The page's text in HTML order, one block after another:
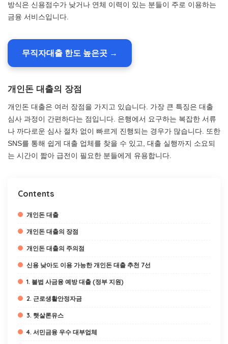
방식은 신용점수가 낮거나 연체 이력이 있는 분들이 주로 이용하는
금융 서비스입니다.
무직자대출 한도 높은곳 →
개인돈 대출의 장점
개인돈 대출은 여러 장점을 가지고 있습니다. 가장 큰 특징은 대출
심사 과정이 간편하다는 점입니다. 은행에서 요구하는 복잡한 서류
나 까다로운 심사 절차 없이 빠르게 진행되는 경우가 많습니다. 또한
SNS를 통해 쉽게 대출 업체를 찾을 수 있고, 대출 실행까지 소요되
는 시간이 짧아 급전이 필요한 분들에게 유용합니다.
Contents
개인돈 대출
개인돈 대출의 장점
개인돈 대출의 주의점
신용 낮아도 이용 가능한 개인돈 대출 추천 7선
1. 불법 사금융 예방 대출 (정부 지원)
2. 근로생활안정자금
3. 햇살론유스
4. 서민금융 우수 대부업체